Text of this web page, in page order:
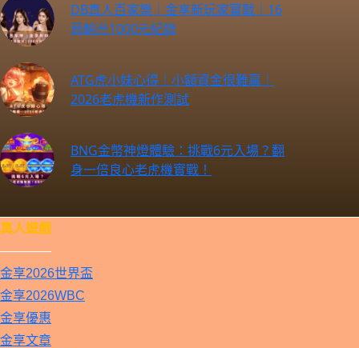
DB真人百家樂｜金享新玩家實戰｜16
局輸光1000元紀錄
ATG虎小妹心得｜小額資金很難贏｜
2026老虎機新作測試
BNG金幣神燈體驗：挑戰6元入場？翻
身一倍良心老虎機實戰！
真人遊戲
————
金享2026世界盃
金享2026WBC
金享優惠
金享文章